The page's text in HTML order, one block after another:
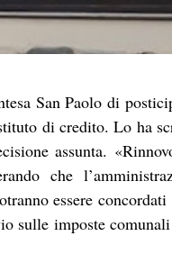
San Paolo di
di credito. Lo ha
assunta.
che
essere concordati
sulle imposte